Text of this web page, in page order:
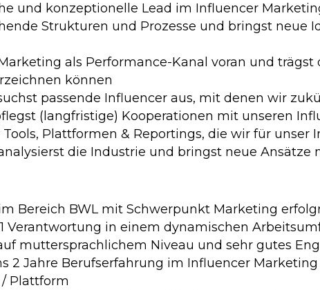
und konzeptionelle Lead im Influencer
Strukturen und Prozesse und bringst neue
als Performance-Kanal voran und
können
passende Influencer aus, mit denen wir
(langfristige) Kooperationen mit unseren
Plattformen & Reportings, die wir für unser
die Industrie und bringst neue Ansätze
Bereich BWL mit Schwerpunkt Marketing
Verantwortung in einem dynamischen
muttersprachlichem Niveau und sehr gutes
2 Jahre Berufserfahrung im Influencer
Plattform